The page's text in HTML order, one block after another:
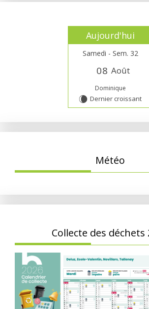
Aujourd'hui
Samedi - Sem. 32
08 Août
Dominique
W Dernier croissant
Météo
Collecte des déchets